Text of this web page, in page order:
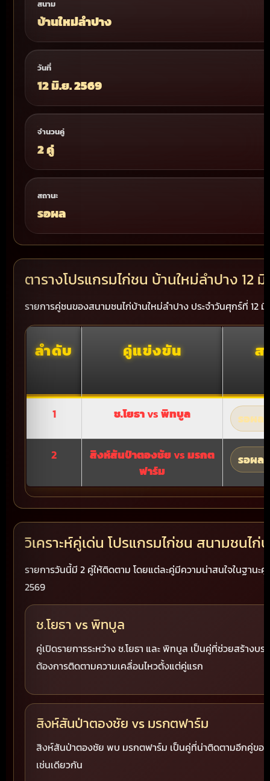
สนาม
บ้านใหม่ลำปาง
วันที่
12 มิ.ย. 2569
จำนวนคู่
2 คู่
สถานะ
รอผล
ตารางโปรแกรมไก่ชน บ้านใหม่ลำปาง 12
รายการคู่ชนของสนามชนไก่บ้านใหม่ลำปาง ประจำวันศุกร์ที่ 12
ลำดับ คู่แข่งขัน ส
1 ช.โยธาvsพิทบูล รอผล
2 สิงห์สันป่าตองชัยvsมรกต
ฟาร์ม
รอผล
วิเคราะห์คู่เด่น โปรแกรมไก่ชน สนามชนไก่
รายการวันนี้มี 2 คู่ให้ติดตาม โดยแต่ละคู่มีความน่าสนใจในฐานะ
2569
ช.โยธา vs พิทบูล
คู่เปิดรายการระหว่าง ช.โยธา และ พิทบูล เป็นคู่ที่ช่วยสร้างบ
ต้องการติดตามความเคลื่อนไหวตั้งแต่คู่แรก
สิงห์สันป่าตองชัย vs มรกตฟาร์ม
สิงห์สันป่าตองชัย พบ มรกตฟาร์ม เป็นคู่ที่น่าติดตามอีกคู่ขอ
เช่นเดียวกัน